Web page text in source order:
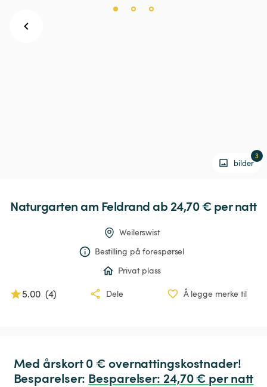
bilder
3
Naturgartenam Feldrand ab 24,70 € per natt
Weilerswist
Bestilling på forespørsel
Privat plass
5.00 (4) Dele Å legge merke til
Med årskort 0 € overnattingskostnader!
Besparelser: Besparelser: 24,70 € per natt